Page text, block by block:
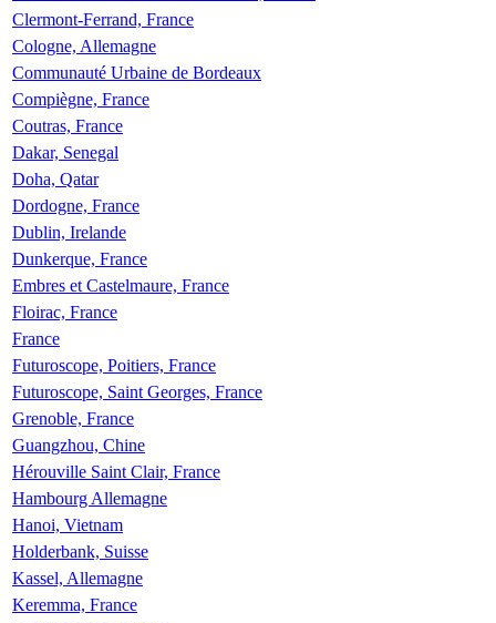
Clermont-Ferrand, France
Cologne, Allemagne
Communauté Urbaine de Bordeaux
Compiègne, France
Coutras, France
Dakar, Senegal
Doha, Qatar
Dordogne, France
Dublin, Irelande
Dunkerque, France
Embres et Castelmaure, France
Floirac, France
France
Futuroscope, Poitiers, France
Futuroscope, Saint Georges, France
Grenoble, France
Guangzhou, Chine
Hérouville Saint Clair, France
Hambourg Allemagne
Hanoi, Vietnam
Holderbank, Suisse
Kassel, Allemagne
Keremma, France